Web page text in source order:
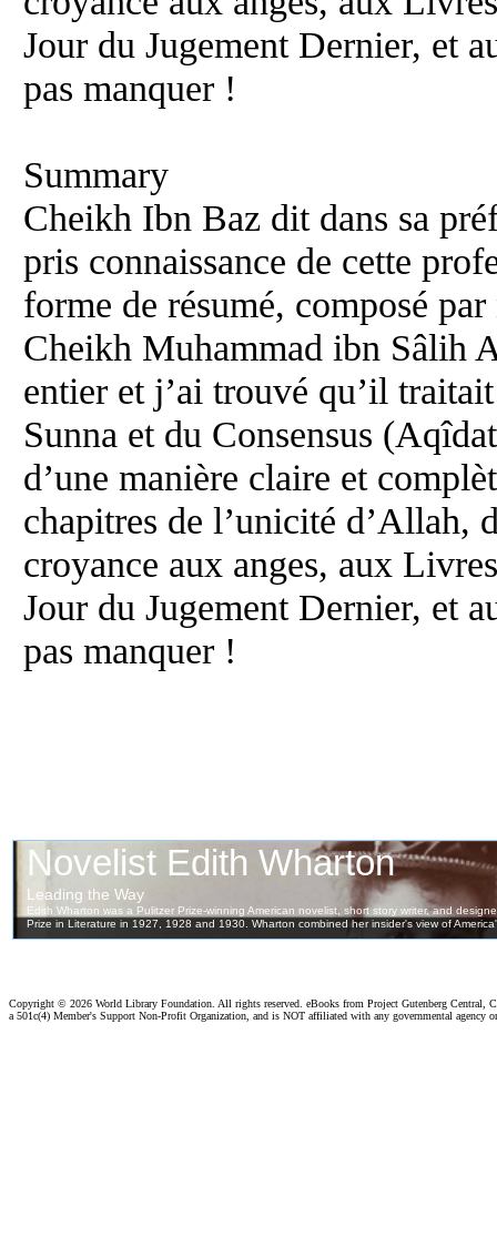
Jour du Jugement Dernier, et
pas manquer !
Summary
Cheikh Ibn Baz dit dans sa
pris connaissance de cette
forme de résumé, composé
Cheikh Muhammad ibn Sâlih
entier et j’ai trouvé qu’il
Sunna et du Consensus
d’une manière claire et
chapitres de l’unicité d’Allah,
croyance aux anges, aux
Jour du Jugement Dernier, et
pas manquer !
Copyright © 2026 World Library Foundation. All rights reserved. eBooks from Project Gutenberg Central,
a 501c(4) Member's Support Non-Profit Organization, and is NOT affiliated with any governmental agency